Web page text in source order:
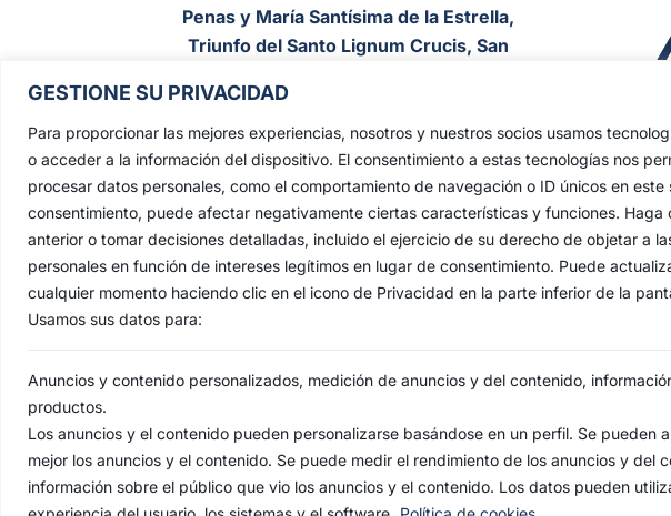
GESTIONE SU PRIVACIDAD
Para proporcionar las mejores experiencias, nosotros y nuestros socios usamos
o acceder a la información del dispositivo. El consentimiento a estas tecnologías nos
procesar datos personales, como el comportamiento de navegación o ID únicos en
consentimiento, puede afectar negativamente ciertas características y funciones.
anterior o tomar decisiones detalladas, incluido el ejercicio de su derecho de objetar a
personales en función de intereses legítimos en lugar de consentimiento. Puede
cualquier momento haciendo clic en el icono de Privacidad en la parte inferior de la
Usamos sus datos para:
Anuncios y contenido personalizados, medición de anuncios y del contenido,
productos.
Los anuncios y el contenido pueden personalizarse basándose en un perfil. Se pueden
mejor los anuncios y el contenido. Se puede medir el rendimiento de los anuncios y del
información sobre el público que vio los anuncios y el contenido. Los datos pueden
Penas y María Santísima de la Estrella,
Triunfo del Santo Lignum Crucis, San
Capilla: C. San Jacinto, 41
Casa Hermandad: C/ Jesús de las Penas, 4
41010 Sevilla
AVISO LEGAL